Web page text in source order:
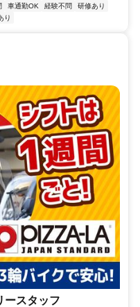
車通勤OK 経験不問
研修あり
り
ースタッフ